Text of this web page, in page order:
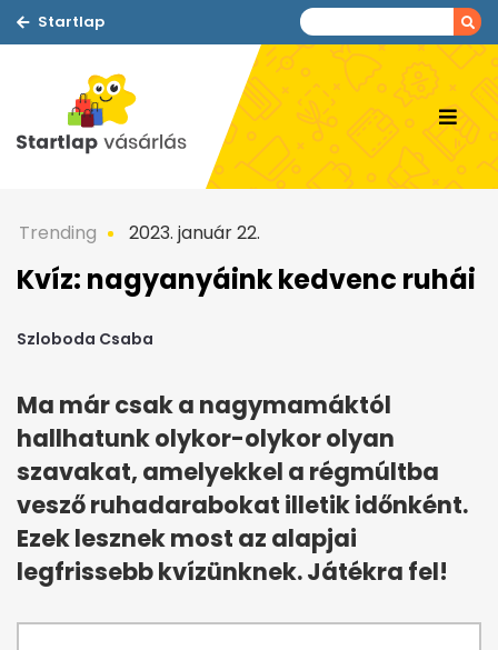
Startlap
Trending 2023. január 22.
Kvíz: nagyanyáink kedvenc ruhái
Szloboda Csaba
Ma már csak a nagymamáktól
hallhatunk olykor-olykor olyan
szavakat, amelyekkel a régmúltba
vesző ruhadarabokat illetik időnként.
Ezek lesznek most az alapjai
legfrissebb kvízünknek. Játékra fel!